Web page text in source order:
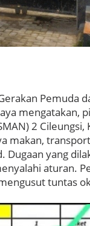
Pemuda
mengatakan,
2 Cileungsi,
makan,
yang
aturan.
tuntas